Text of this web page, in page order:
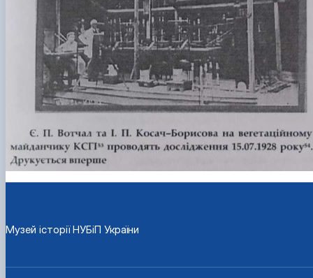
Музей історії НУБіП України